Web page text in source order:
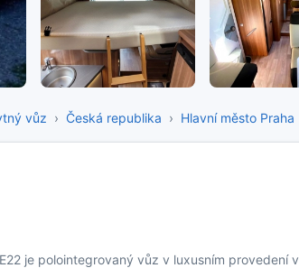
vůz Česká republika Hlavní město Praha
je polointegrovaný vůz v luxusním provedení v